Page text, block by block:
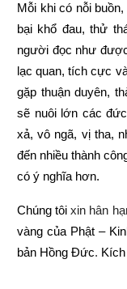
Mỗi khi có nỗi
bại khổ đau, thử
người đọc như
lạc quan, tích cực
gặp thuận duyên,
sẽ nuôi lớn các
xả, vô ngã, vị tha,
đến nhiều thành
có ý nghĩa hơn.
Chúng tôi xin hân
vàng của Phật –
bản Hồng Đức.